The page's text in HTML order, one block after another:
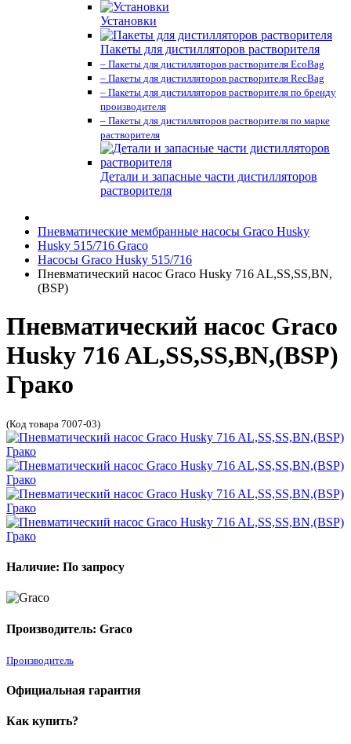
Установки
Пакеты для дистилляторов растворителя
– Пакеты для дистилляторов растворителя EcoBag
– Пакеты для дистилляторов растворителя RecBag
– Пакеты для дистилляторов растворителя по бренду
производителя
– Пакеты для дистилляторов растворителя по марке
растворителя
Детали и запасные части дистилляторов
растворителя
Пневматические мембранные насосы Graco Husky
Husky 515/716 Graco
Насосы Graco Husky 515/716
Пневматический насос Graco Husky 716 AL,SS,SS,BN,
(BSP)
Пневматический насос Graco
Husky 716 AL,SS,SS,BN,(BSP)
Грако
(Код товара 7007-03)
Наличие: По запросу
Производитель: Graco
Производитель
Официальная гарантия
Как купить?